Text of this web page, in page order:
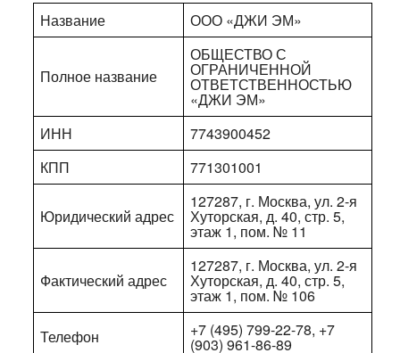
Название ООО «ДЖИ ЭМ»
Полное название
ОБЩЕСТВО С
ОГРАНИЧЕННОЙ
ОТВЕТСТВЕННОСТЬЮ
«ДЖИ ЭМ»
ИНН
7743900452
КПП
771301001
Юридический адрес
127287, г. Москва, ул. 2-я
Хуторская, д. 40, стр. 5,
этаж 1, пом. № 11
Фактический адрес
127287, г. Москва, ул. 2-я
Хуторская, д. 40, стр. 5,
этаж 1, пом. № 106
Телефон
+7 (495) 799-22-78, +7
(903) 961-86-89